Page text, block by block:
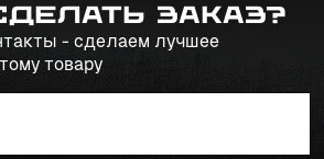
заказ?
- сделаем лучшее
товару